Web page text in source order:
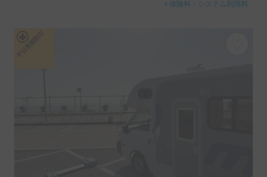
＋保険料・システム利用料